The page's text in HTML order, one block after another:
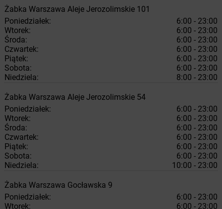
Żabka Warszawa Aleje Jerozolimskie 101
Poniedziałek:
6:00 - 23:00
Wtorek:
6:00 - 23:00
Środa:
6:00 - 23:00
Czwartek:
6:00 - 23:00
Piątek:
6:00 - 23:00
Sobota:
6:00 - 23:00
Niedziela:
8:00 - 23:00
Żabka Warszawa Aleje Jerozolimskie 54
Poniedziałek:
6:00 - 23:00
Wtorek:
6:00 - 23:00
Środa:
6:00 - 23:00
Czwartek:
6:00 - 23:00
Piątek:
6:00 - 23:00
Sobota:
6:00 - 23:00
Niedziela:
10:00 - 23:00
Żabka Warszawa Gocławska 9
Poniedziałek:
6:00 - 23:00
Wtorek:
6:00 - 23:00